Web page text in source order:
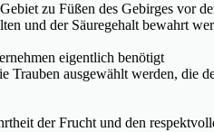
zu Füßen des Gebirges vor
und der Säuregehalt bewahrt
eigentlich benötigt
ausgewählt werden, die
der Frucht und den